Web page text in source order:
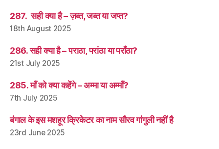
287. सही क्या है – ज़ब्त, जब्त या जप्त?
18th August 2025
286. सही क्या है – पराठा, परांठा या पराँठा?
21st July 2025
285. माँ को क्या कहेंगे – अम्मा या अम्माँ?
7th July 2025
बंगाल के इस मशहूर क्रिकेटर का नाम सौरव गांगुली नहीं है
23rd June 2025